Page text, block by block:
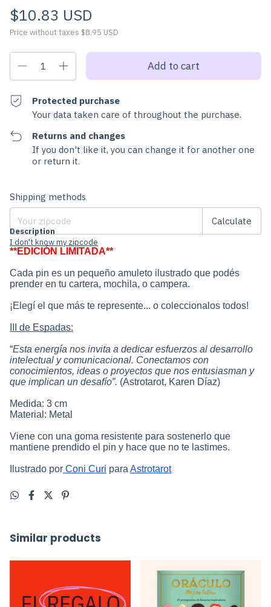
$10.83 USD
Price without taxes $8.95 USD
Protected purchase
Your data taken care of throughout the purchase.
Returns and changes
If you don't like it, you can change it for another one
or return it.
Shipping for zipcode:
Shipping methods
Calculate
I don't know my zipcode
Description
**EDICIÓN LIMITADA**
Cada pin es un pequeño amuleto ilustrado que podés
prender en tu cartera, mochila, o campera.
¡Elegí el que más te represente... o coleccionalos todos!
III de Espadas:
“Esta energía nos invita a dedicar esfuerzos al desarrollo
intelectual y comunicacional. Conectamos con
conocimientos, ideas o proyectos que nos entusiasman y
que implican un desafío”. (Astrotarot, Karen Díaz)
Medida: 3 cm
Material: Metal
Viene con una goma resistente para sostenerlo que
mantiene prendido el pin y hace que no te lastimes.
Ilustrado por Coni Curi para Astrotarot
Similar products